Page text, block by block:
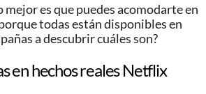
mejor es que puedes acomodarte en
todas están disponibles en
a descubrir cuáles son?
en hechos reales Netflix